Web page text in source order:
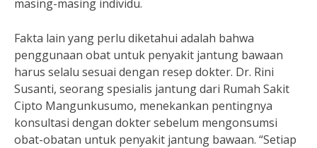
masing-masing individu.
Fakta lain yang perlu diketahui adalah bahwa
penggunaan obat untuk penyakit jantung bawaan
harus selalu sesuai dengan resep dokter. Dr. Rini
Susanti, seorang spesialis jantung dari Rumah Sakit
Cipto Mangunkusumo, menekankan pentingnya
konsultasi dengan dokter sebelum mengonsumsi
obat-obatan untuk penyakit jantung bawaan. “Setiap